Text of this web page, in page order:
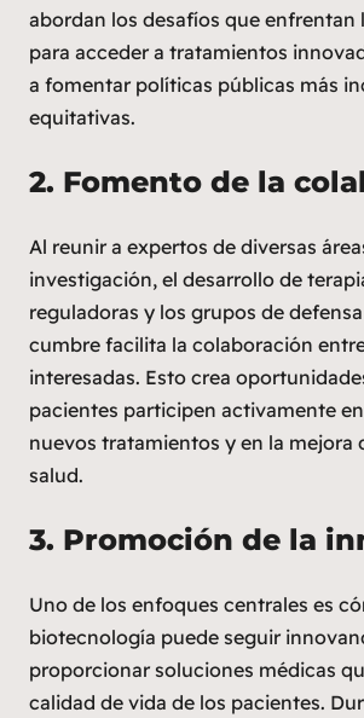
abordan los desafíos que enfrentan
para acceder a tratamientos
a fomentar políticas públicas más
equitativas.
2. Fomento de la
Al reunir a expertos de diversas
investigación, el desarrollo de
reguladoras y los grupos de
cumbre facilita la colaboración
interesadas. Esto crea
pacientes participen activamente
nuevos tratamientos y en la mejora
salud.
3. Promoción de la
Uno de los enfoques centrales es
biotecnología puede seguir
proporcionar soluciones médicas
calidad de vida de los pacientes.